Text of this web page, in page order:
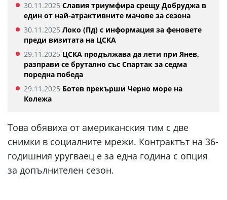
30.11.2025 Славия триумфира срещу Добруджа в
един от най-атрактивните мачове за сезона
30.11.2025 Локо (Пд) с информация за феновете
преди визитата на ЦСКА
29.11.2025 ЦСКА продължава да лети при Янев,
разправи се брутално със Спартак за седма
поредна победа
29.11.2025 Ботев прекърши Черно море на
Колежа
Това обявиха от американския тим с две
снимки в социалните мрежи. Контрактът на 36-
годишния уругваец е за една година с опция
за допълнителен сезон.